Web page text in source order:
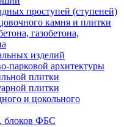
проступей (ступеней)
камня и плитки
газобетона,
изделий
парковой архитектуры
плитки
плитки
и цокольного
блоков ФБС